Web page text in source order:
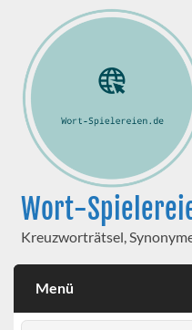
Wort-
Kreuzworträtsel,
Menü